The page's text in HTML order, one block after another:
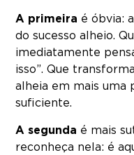
A primeira é óbvia:
do sucesso alheio.
imediatamente
isso”. Que
alheia em mais uma
suficiente.
A segunda é mais
reconheça nela: é